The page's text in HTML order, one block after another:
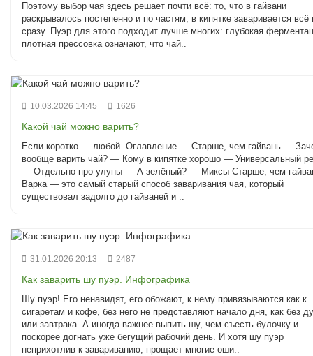
Поэтому выбор чая здесь решает почти всё: то, что в гайвани
раскрывалось постепенно и по частям, в кипятке заваривается всё
сразу. Пуэр для этого подходит лучше многих: глубокая
плотная прессовка означают, что чай..
10.03.2026 14:45 1626
Какой чай можно варить?
Если коротко — любой. Оглавление — Старше, чем гайвань —
вообще варить чай? — Кому в кипятке хорошо — Универсальный
— Отдельно про улуны — А зелёный? — Миксы Старше, чем
Варка — это самый старый способ заваривания чая, который
существовал задолго до гайваней и ..
31.01.2026 20:13 2487
Как заварить шу пуэр. Инфографика
Шу пуэр! Его ненавидят, его обожают, к нему привязываются как к
сигаретам и кофе, без него не представляют начало дня, как без
или завтрака. А иногда важнее выпить шу, чем съесть булочку и
поскорее догнать уже бегущий рабочий день. И хотя шу пуэр
неприхотлив к завариванию, прощает многие оши..